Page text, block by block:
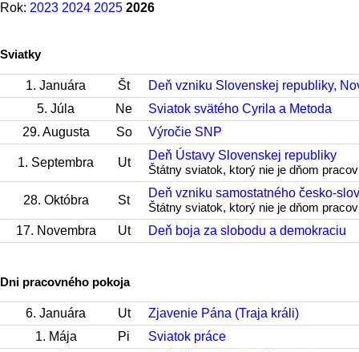
Rok: 2023 2024 2025 2026
Sviatky
1. Januára Št
Deň vzniku Slovenskej republiky,
5. Júla
Ne
Sviatok svätého Cyrila a Metoda
29. Augusta
So Výročie SNP
1. Septembra Ut
Deň Ústavy Slovenskej republiky
Štátny sviatok, ktorý nie je dňom
28. Októbra St
Deň vzniku samostatného česko-
Štátny sviatok, ktorý nie je dňom
17. Novembra
Ut Deň boja za slobodu a demokraciu
Dni pracovného pokoja
6. Januára Ut
Zjavenie Pána (Traja králi)
1. Mája
Pi
Sviatok práce